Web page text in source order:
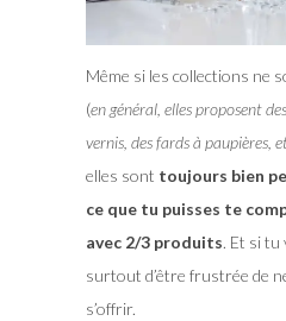
Même si les collections ne
(en général, elles proposent
vernis, des fards à paupières,
elles sont toujours bien
ce que tu puisses te
avec 2/3 produits. Et si tu
surtout d’être frustrée de
s’offrir.